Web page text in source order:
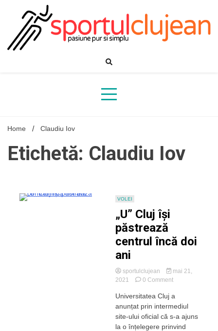
Home Claudiu Iov
Etichetă: Claudiu Iov
VOLEI
„U” Cluj își
păstrează
centrul încă doi
ani
sportulclujean
mai 21,
2021
0 Commenton
Cluj
își
păstrează
centrul
Universitatea Cluj a
anunțat prin intermediul
site-ului oficial că s-a ajuns
la o înțelegere prinvind